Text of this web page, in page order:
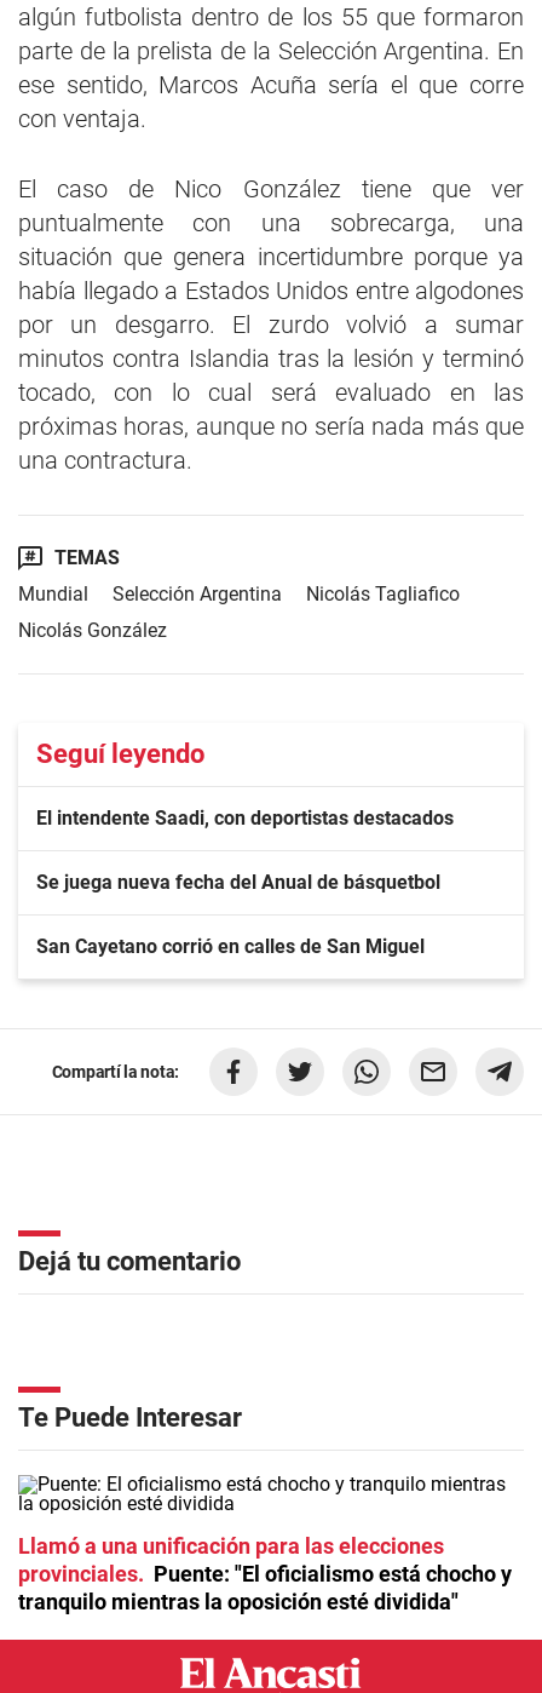
algún futbolista dentro de los 55 que formaron
parte de la prelista de la Selección Argentina. En
ese sentido, Marcos Acuña sería el que corre
con ventaja.
El caso de Nico González tiene que ver
puntualmente con una sobrecarga, una
situación que genera incertidumbre porque ya
había llegado a Estados Unidos entre algodones
por un desgarro. El zurdo volvió a sumar
minutos contra Islandia tras la lesión y terminó
tocado, con lo cual será evaluado en las
próximas horas, aunque no sería nada más que
una contractura.
TEMAS
Mundial
Selección Argentina
Nicolás Tagliafico
Nicolás González
Seguí leyendo
El intendente Saadi, con deportistas destacados
Se juega nueva fecha del Anual de básquetbol
San Cayetano corrió en calles de San Miguel
Compartí la nota:
Dejá tu comentario
Te Puede Interesar
Llamó a una unificación para las elecciones
provinciales
Puente: "El oficialismo está chocho y
tranquilo mientras la oposición esté dividida"